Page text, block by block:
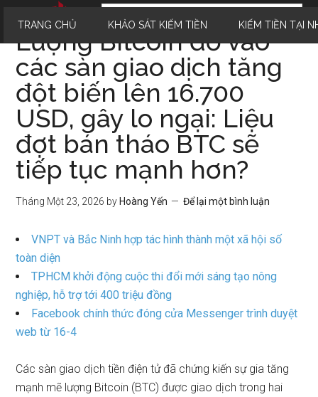
TRANG CHỦ KHẢO SÁT KIẾM TIỀN KIẾM TIỀN TẠI
Lượng Bitcoin đổ vào
các sàn giao dịch tăng
đột biến lên 16.700
USD, gây lo ngại: Liệu
đợt bán tháo BTC sẽ
tiếp tục mạnh hơn?
Tháng Một 23, 2026 by Hoàng Yến Để lại một bình luận
VNPT và Bắc Ninh hợp tác hình thành một xã hội số
toàn diện
TPHCM khởi động cuộc thi đổi mới sáng tạo nông
nghiệp, hỗ trợ tới 400 triệu đồng
Facebook chính thức đóng cửa Messenger trình duyệt
web từ 16-4
Các sàn giao dịch tiền điện tử đã chứng kiến ​​sự gia tăng
mạnh mẽ lượng Bitcoin (BTC) được giao dịch trong hai